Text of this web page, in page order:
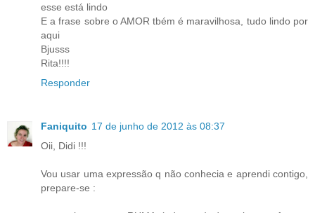
esse está lindo
E a frase sobre o AMOR tbém é maravilhosa, tudo lindo por
aqui
Bjusss
Rita!!!!
Responder
Faniquito 17 de junho de 2012 às 08:37
Oii, Didi !!!
Vou usar uma expressão q não conhecia e aprendi contigo,
prepare-se :